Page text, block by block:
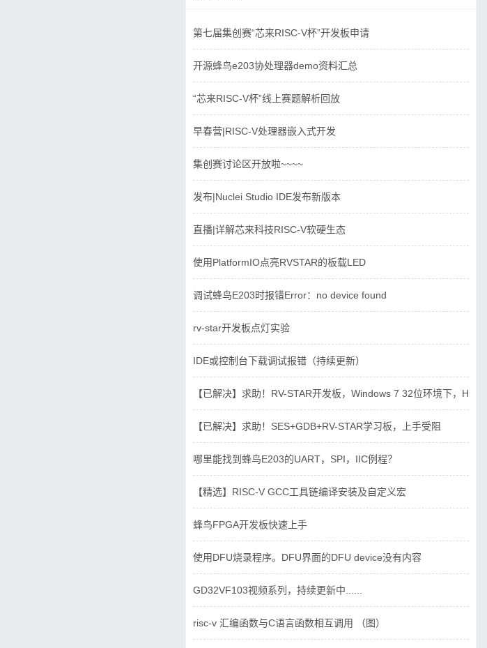
第七届集创赛“芯来RISC-V杯”开发板申请
开源蜂鸟e203协处理器demo资料汇总
“芯来RISC-V杯”线上赛题解析回放
早春营|RISC-V处理器嵌入式开发
集创赛讨论区开放啦~~~~
发布|Nuclei Studio IDE发布新版本
直播|详解芯来科技RISC-V软硬生态
使用PlatformIO点亮RVSTAR的板载LED
调试蜂鸟E203时报错Error：no device found
rv-star开发板点灯实验
IDE或控制台下载调试报错（持续更新）
【已解决】求助！RV-STAR开发板，Windows 7 32位环境下，
【已解决】求助！SES+GDB+RV-STAR学习板，上手受阻
哪里能找到蜂鸟E203的UART，SPI，IIC例程？
【精选】RISC-V GCC工具链编译安装及自定义宏
蜂鸟FPGA开发板快速上手
使用DFU烧录程序。DFU界面的DFU device没有内容
GD32VF103视频系列，持续更新中......
risc-v 汇编函数与C语言函数相互调用 （图）